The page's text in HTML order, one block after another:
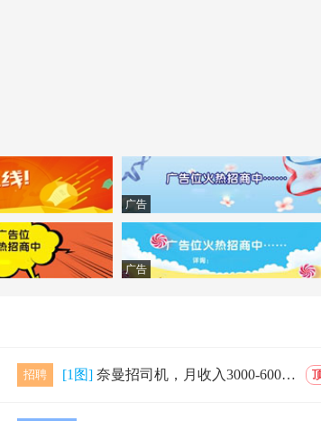
广告
广告
招聘 [1图] 奈曼招司机，月收入3000-6000，全职副职均可，不耽误其他工作，时间可以自由安排。要求驾龄满三年，自己带车，车龄不超过八年。符合条件直接…